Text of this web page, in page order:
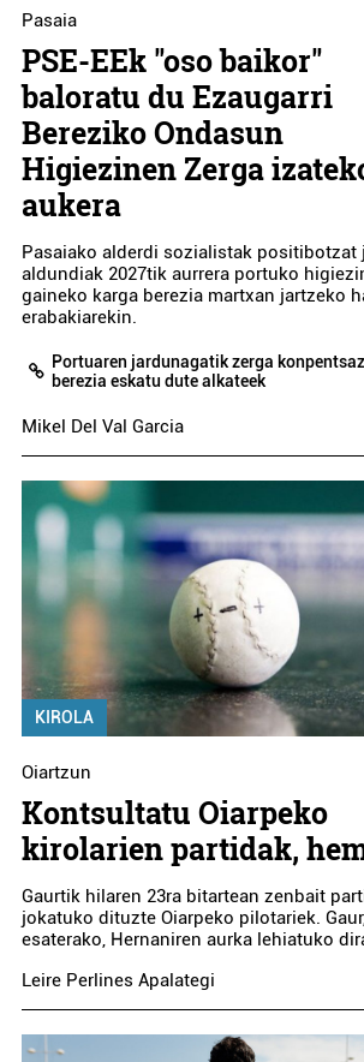
Pasaia
PSE-EEk "oso baikor"
baloratu du Ezaugarri
Bereziko Ondasun
Higiezinen Zerga
aukera
Pasaiako alderdi sozialistak positibotzat
aldundiak 2027tik aurrera portuko
gaineko karga berezia martxan jartzeko
erabakiarekin.
Portuaren jardunagatik zerga
berezia eskatu dute alkateek
Mikel Del Val Garcia
KIROLA
Oiartzun
Kontsultatu Oiarpeko
kirolarien partidak,
Gaurtik hilaren 23ra bitartean zenbait
jokatuko dituzte Oiarpeko pilotariek.
esaterako, Hernaniren aurka lehiatuko
Leire Perlines Apalategi